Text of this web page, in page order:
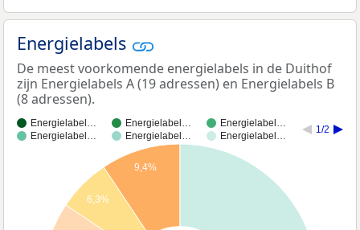
Energielabels
De meest voorkomende energielabels in de Duithof
zijn Energielabels A (19 adressen) en Energielabels B
(8 adressen).
Energielabel… Energielabel…
Energielabel…
Energielabel…
Energielabel… Energielabel…
1/2
9,4%
6,3%